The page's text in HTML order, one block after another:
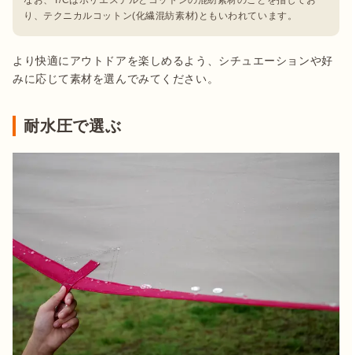
り、テクニカルコットン(化繊混紡素材)ともいわれています。
より快適にアウトドアを楽しめるよう、シチュエーションや好
みに応じて素材を選んでみてください。
耐水圧で選ぶ